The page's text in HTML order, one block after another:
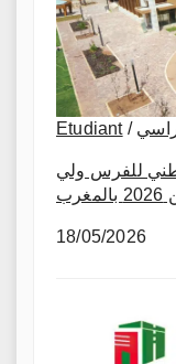
Etudiant/
للفرس ولي
18/05/2026